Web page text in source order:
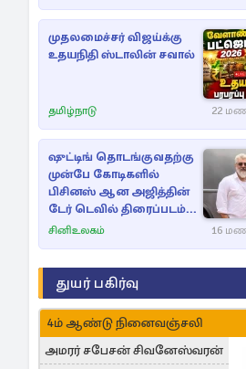
முதலமைச்சர் விஜய்க்கு
உதயநிதி ஸ்டாலின் சவால்
தமிழ்நாடு 22
ஷுட்டிங் தொடங்குவதற்கு
முன்பே கோடிகளில்
பிசினஸ் ஆன அஜித்தின்
டேர் டெவில் திரைப்படம்...
சினிஉலகம் 16
துயர் பகிர்வு
4ம் ஆண்டு நினைவஞ்சலி
அமரர் சபேசன் சிவனேஸ்வரன்